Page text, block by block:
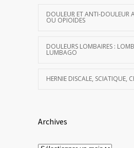
DOULEUR ET ANTI-DOULEUR
OU OPIOÏDES
DOULEURS LOMBAIRES :
LUMBAGO
HERNIE DISCALE, SCIATIQUE,
Archives